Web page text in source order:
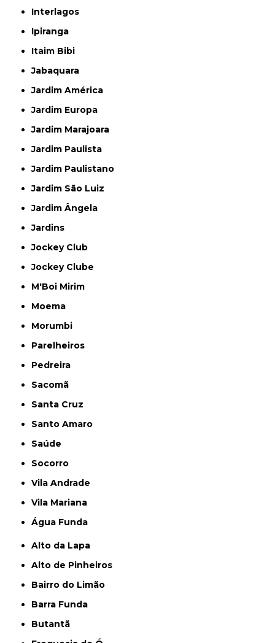
Interlagos
Ipiranga
Itaim Bibi
Jabaquara
Jardim América
Jardim Europa
Jardim Marajoara
Jardim Paulista
Jardim Paulistano
Jardim São Luiz
Jardim Ângela
Jardins
Jockey Club
Jockey Clube
M'Boi Mirim
Moema
Morumbi
Parelheiros
Pedreira
Sacomã
Santa Cruz
Santo Amaro
Saúde
Socorro
Vila Andrade
Vila Mariana
Água Funda
Alto da Lapa
Alto de Pinheiros
Bairro do Limão
Barra Funda
Butantã